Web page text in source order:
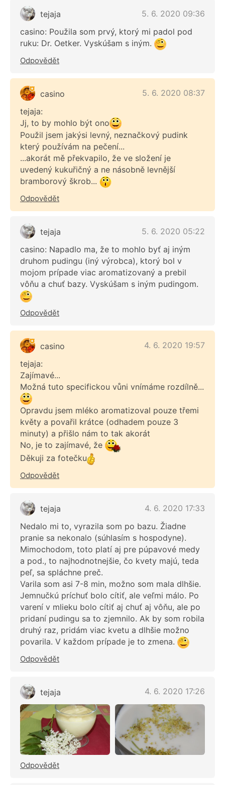
tejaja
5. 6. 2020 09:36
casino: Použila som prvý, ktorý mi padol pod
ruku: Dr. Oetker. Vyskúšam s iným.
Odpovědět
casino
5. 6. 2020 08:37
tejaja:
Jj, to by mohlo být ono
Použil jsem jakýsi levný, neznačkový pudink
který používám na pečení...
...akorát mě překvapilo, že ve složení je
uvedený kukuřičný a ne násobně levnější
bramborový škrob...
Odpovědět
tejaja
5. 6. 2020 05:22
casino: Napadlo ma, že to mohlo byť aj iným
druhom pudingu (iný výrobca), ktorý bol v
mojom prípade viac aromatizovaný a prebil
vôňu a chuť bazy. Vyskúšam s iným pudingom.
Odpovědět
casino
4. 6. 2020 19:57
tejaja:
Zajímavé...
Možná tuto specifickou vůni vnímáme rozdílně...
Opravdu jsem mléko aromatizoval pouze třemi
květy a povařil krátce (odhadem pouze 3
minuty) a přišlo nám to tak akorát
No, je to zajímavé, že
Děkuji za fotečku
Odpovědět
tejaja
4. 6. 2020 17:33
Nedalo mi to, vyrazila som po bazu. Žiadne
pranie sa nekonalo (súhlasím s hospodyne).
Mimochodom, toto platí aj pre púpavové medy
a pod., to najhodnotnejšie, čo kvety majú, teda
peľ, sa spláchne preč.
Varila som asi 7-8 min, možno som mala dlhšie.
Jemnučkú príchuť bolo cítiť, ale veľmi málo. Po
varení v mlieku bolo cítiť aj chuť aj vôňu, ale po
pridaní pudingu sa to zjemnilo. Ak by som robila
druhý raz, pridám viac kvetu a dlhšie možno
povarila. V každom prípade je to zmena.
Odpovědět
tejaja 4. 6. 2020 17:26
Odpovědět